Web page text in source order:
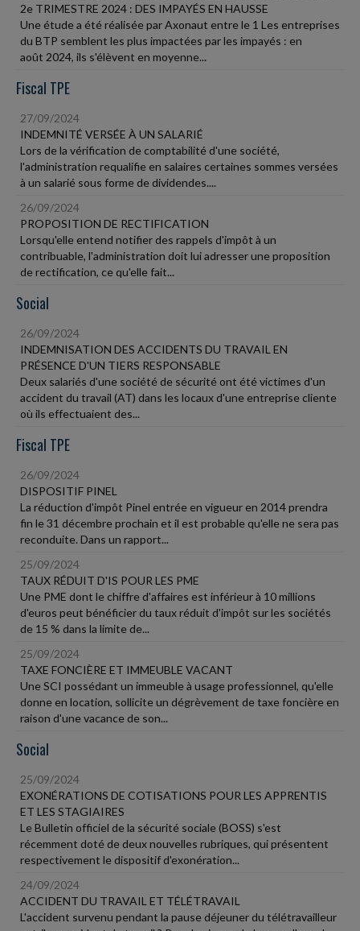
2e TRIMESTRE 2024 : DES IMPAYÉS EN HAUSSE
Une étude a été réalisée par Axonaut entre le 1 Les entreprises
du BTP semblent les plus impactées par les impayés : en
août 2024, ils s'élèvent en moyenne...
Fiscal TPE
27/09/2024
INDEMNITÉ VERSÉE À UN SALARIÉ
Lors de la vérification de comptabilité d'une société,
l'administration requalifie en salaires certaines sommes versées
à un salarié sous forme de dividendes....
26/09/2024
PROPOSITION DE RECTIFICATION
Lorsqu'elle entend notifier des rappels d'impôt à un
contribuable, l'administration doit lui adresser une proposition
de rectification, ce qu'elle fait...
Social
26/09/2024
INDEMNISATION DES ACCIDENTS DU TRAVAIL EN
PRÉSENCE D'UN TIERS RESPONSABLE
Deux salariés d'une société de sécurité ont été victimes d'un
accident du travail (AT) dans les locaux d'une entreprise cliente
où ils effectuaient des...
Fiscal TPE
26/09/2024
DISPOSITIF PINEL
La réduction d'impôt Pinel entrée en vigueur en 2014 prendra
fin le 31 décembre prochain et il est probable qu'elle ne sera pas
reconduite. Dans un rapport...
25/09/2024
TAUX RÉDUIT D'IS POUR LES PME
Une PME dont le chiffre d'affaires est inférieur à 10 millions
d'euros peut bénéficier du taux réduit d'impôt sur les sociétés
de 15 % dans la limite de...
25/09/2024
TAXE FONCIÈRE ET IMMEUBLE VACANT
Une SCI possédant un immeuble à usage professionnel, qu'elle
donne en location, sollicite un dégrèvement de taxe foncière en
raison d'une vacance de son...
Social
25/09/2024
EXONÉRATIONS DE COTISATIONS POUR LES APPRENTIS
ET LES STAGIAIRES
Le Bulletin officiel de la sécurité sociale (BOSS) s'est
récemment doté de deux nouvelles rubriques, qui présentent
respectivement le dispositif d'exonération...
24/09/2024
ACCIDENT DU TRAVAIL ET TÉLÉTRAVAIL
L'accident survenu pendant la pause déjeuner du télétravailleur